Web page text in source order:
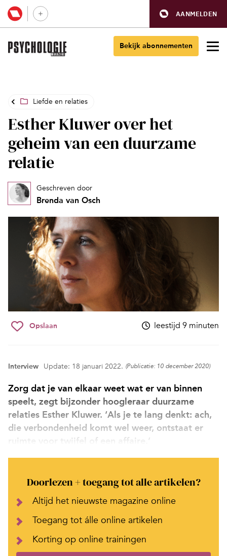
AANMELDEN
Bekijk abonnementen
Liefde en relaties
Esther Kluwer over het
geheim van een duurzame
relatie
Geschreven door
Brenda van Osch
Opslaan leestijd 9 minuten
Interview Update: 18 januari 2022. (Publicatie: 10 december 2020)
Zorg dat je van elkaar weet wat er van binnen
speelt, zegt bijzonder hoogleraar duurzame
relaties Esther Kluwer. ‘Als je te lang denkt: ach,
die verbondenheid komt wel weer, ontstaat er
ruimte voor twijfel of een affaire.’
Doorlezen + toegang tot alle artikelen?
Altijd het nieuwste magazine online
Toegang tot álle online artikelen
Korting op online trainingen